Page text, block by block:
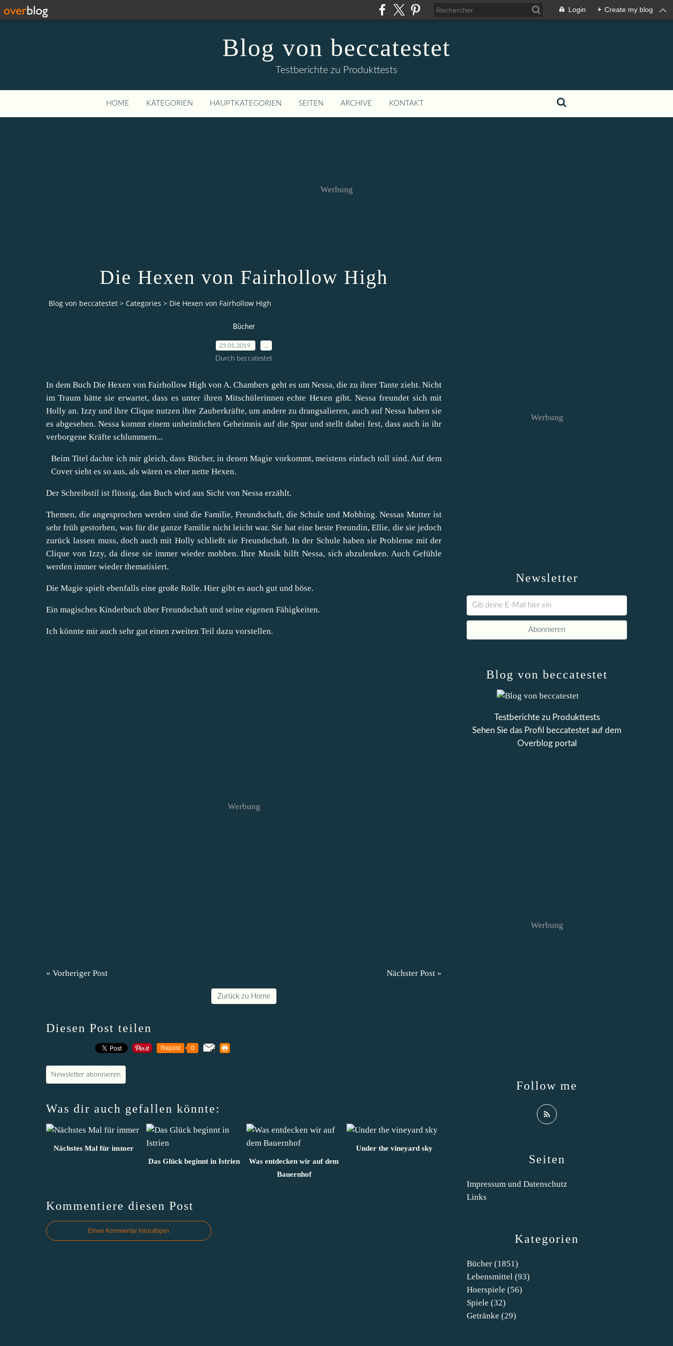
Login + Create my blog
Blog von beccatestet
Testberichte zu Produkttests
HOME KATEGORIEN HAUPTKATEGORIEN SEITEN ARCHIVE KONTAKT
Werbung
Die Hexen von Fairhollow High
Blog von beccatestet > Categories > Die Hexen von Fairhollow High
Bücher
25.01.2019
Durch beccatestet
In dem Buch Die Hexen von Fairhollow High von A. Chambers geht es um Nessa, die zu ihrer Tante zieht. Nicht
im Traum hätte sie erwartet, dass es unter ihren Mitschülerinnen echte Hexen gibt. Nessa freundet sich mit
Holly an. Izzy und ihre Clique nutzen ihre Zauberkräfte, um andere zu drangsalieren, auch auf Nessa haben sie
es abgesehen. Nessa kommt einem unheimlichen Geheimnis auf die Spur und stellt dabei fest, dass auch in ihr
verborgene Kräfte schlummern...
Beim Titel dachte ich mir gleich, dass Bücher, in denen Magie vorkommt, meistens einfach toll sind. Auf dem
Cover sieht es so aus, als wären es eher nette Hexen.
Der Schreibstil ist flüssig, das Buch wird aus Sicht von Nessa erzählt.
Themen, die angesprochen werden sind die Familie, Freundschaft, die Schule und Mobbing. Nessas Mutter ist
sehr früh gestorben, was für die ganze Familie nicht leicht war. Sie hat eine beste Freundin, Ellie, die sie jedoch
zurück lassen muss, doch auch mit Holly schließt sie Freundschaft. In der Schule haben sie Probleme mit der
Clique von Izzy, da diese sie immer wieder mobben. Ihre Musik hilft Nessa, sich abzulenken. Auch Gefühle
werden immer wieder thematisiert.
Die Magie spielt ebenfalls eine große Rolle. Hier gibt es auch gut und böse.
Ein magisches Kinderbuch über Freundschaft und seine eigenen Fähigkeiten.
Ich könnte mir auch sehr gut einen zweiten Teil dazu vorstellen.
Werbung
« Vorheriger Post Nächster Post »
Zurück zu Home
Diesen Post teilen
Repost 0
Newsletter abonnieren
Was dir auch gefallen könnte:
Nächstes Mal für immer
Das Glück beginnt in Istrien
Was entdecken wir auf dem
Bauernhof
Under the vineyard sky
Kommentiere diesen Post
Einen Kommentar hinzufügen
Newsletter
Werbung
Kategorien
Bücher (1851)
Lebensmittel (93)
Hoerspiele (56)
Spiele (32)
Getränke (29)
Seiten
Impressum und Datenschutz
Links
Blog von beccatestet
Testberichte zu Produkttests
Sehen Sie das Profil
beccatestet auf dem
Overblog portal
Follow me
Werbung